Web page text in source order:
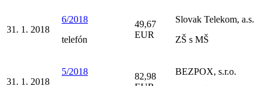
31. 1. 2018
6/2018
telefón
49,67
EUR
Slovak Telekom, a.s.
ZŠ s MŠ
31. 1. 2018
5/2018
82,98
BEZPOX, s.r.o.